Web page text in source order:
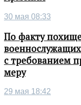
30 мая 08:33
По факту
с требованием
меру
29 мая 18:42